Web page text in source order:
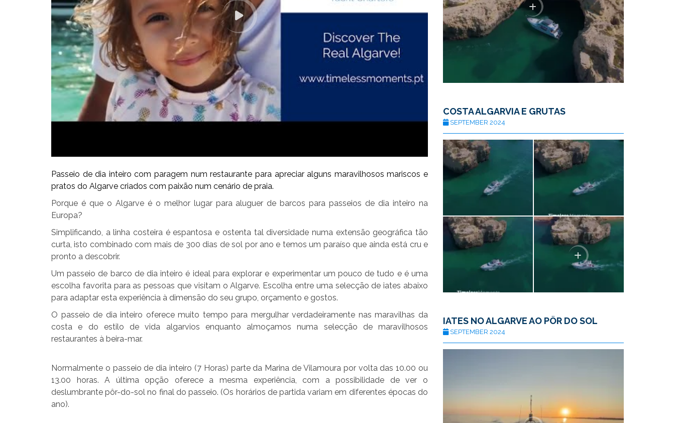
Passeio de dia inteiro com paragem num restaurante para apreciar alguns maravilhosos mariscos e
pratos do Algarve criados com paixão num cenário de praia.
Porque é que o Algarve é o melhor lugar para aluguer de barcos para passeios de dia inteiro na
Europa?
Simplificando, a linha costeira é espantosa e ostenta tal diversidade numa extensão geográfica tão
curta, isto combinado com mais de 300 dias de sol por ano e temos um paraíso que ainda está cru e
pronto a descobrir.
Um passeio de barco de dia inteiro é ideal para explorar e experimentar um pouco de tudo e é uma
escolha favorita para as pessoas que visitam o Algarve. Escolha entre uma selecção de iates abaixo
para adaptar esta experiência à dimensão do seu grupo, orçamento e gostos.
O passeio de dia inteiro oferece muito tempo para mergulhar verdadeiramente nas maravilhas da
costa e do estilo de vida algarvios enquanto almoçamos numa selecção de maravilhosos
restaurantes à beira-mar.
Normalmente o passeio de dia inteiro (7 Horas) parte da Marina de Vilamoura por volta das 10.00 ou
13.00 horas. A última opção oferece a mesma experiência, com a possibilidade de ver o
deslumbrante pôr-do-sol no final do passeio. (Os horários de partida variam em diferentes épocas do
ano).
COSTA ALGARVIA E GRUTAS
SEPTEMBER 2024
IATES NO ALGARVE AO PÔR DO SOL
SEPTEMBER 2024